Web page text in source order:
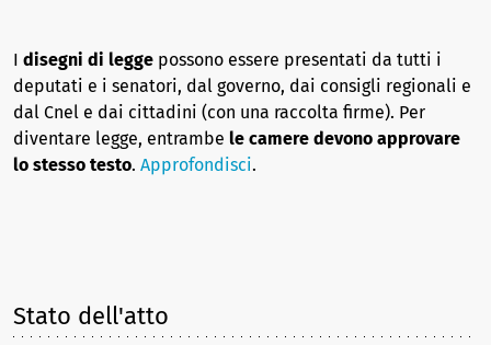
I disegni di legge possono essere presentati da tutti i
deputati e i senatori, dal governo, dai consigli regionali e
dal Cnel e dai cittadini (con una raccolta firme). Per
diventare legge, entrambe le camere devono approvare
lo stesso testo. Approfondisci.
Stato dell'atto